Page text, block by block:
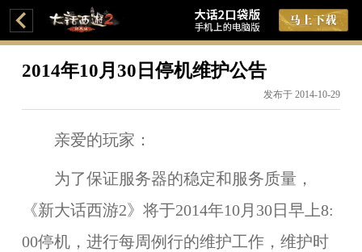
2014年10月30日停机维护公告
发布于 2014-10-29
亲爱的玩家：
为了保证服务器的稳定和服务质量，
《新大话西游2》将于2014年10月30日早上8:
00停机，进行每周例行的维护工作，维护时